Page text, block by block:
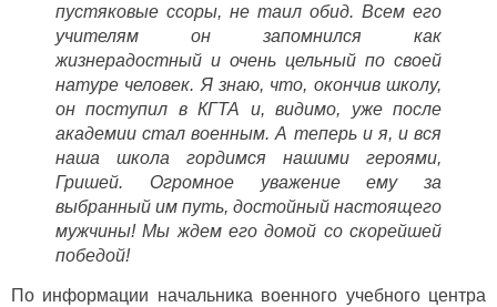
пустяковые ссоры, не таил обид. Всем его
учителям он запомнился как
жизнерадостный и очень цельный по своей
натуре человек. Я знаю, что, окончив школу,
он поступил в КГТА и, видимо, уже после
академии стал военным. А теперь и я, и вся
наша школа гордимся нашими героями,
Гришей. Огромное уважение ему за
выбранный им путь, достойный настоящего
мужчины! Мы ждем его домой со скорейшей
победой!
По информации начальника военного учебного центра